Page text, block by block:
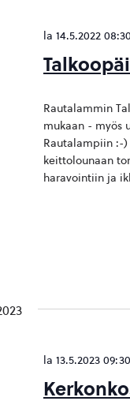
la 14.5.2022
Rautalammin
mukaan - myös
Rautalampiin :-)
keittolounaan
haravointiin ja
la 13.5.2023 09:30